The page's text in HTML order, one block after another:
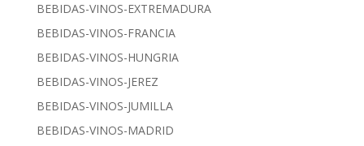
BEBIDAS-VINOS-EXTREMADURA
BEBIDAS-VINOS-FRANCIA
BEBIDAS-VINOS-HUNGRIA
BEBIDAS-VINOS-JEREZ
BEBIDAS-VINOS-JUMILLA
BEBIDAS-VINOS-MADRID